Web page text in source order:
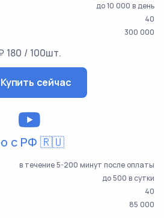
до 10 000 в день
40
300 000
180 / 100шт.
Купить сейчас
с РФ 🇷🇺
в течение 5-200 минут после оплаты
до 500 в сутки
40
85 000